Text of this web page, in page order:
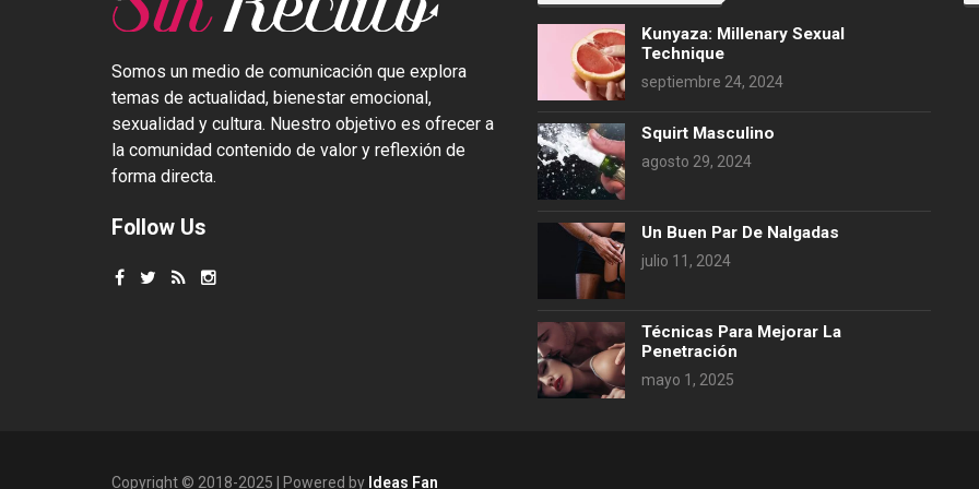
Somos un medio de comunicación que explora
temas de actualidad, bienestar emocional,
sexualidad y cultura. Nuestro objetivo es ofrecer a
la comunidad contenido de valor y reflexión de
forma directa.
Follow Us
Kunyaza: Millenary Sexual
Technique
septiembre 24, 2024
Squirt Masculino
agosto 29, 2024
Un Buen Par De Nalgadas
julio 11, 2024
Técnicas Para Mejorar La
Penetración
mayo 1, 2025
Copyright © 2018-2025 | Powered by Ideas Fan